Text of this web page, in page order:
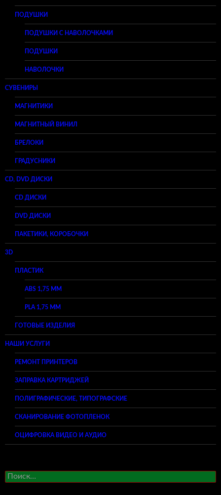
ПОДУШКИ
ПОДУШКИ С НАВОЛОЧКАМИ
ПОДУШКИ
НАВОЛОЧКИ
СУВЕНИРЫ
МАГНИТИКИ
МАГНИТНЫЙ ВИНИЛ
БРЕЛОКИ
ГРАДУСНИКИ
CD, DVD ДИСКИ
CD ДИСКИ
DVD ДИСКИ
ПАКЕТИКИ, КОРОБОЧКИ
3D
ПЛАСТИК
ABS 1,75 ММ
PLA 1,75 ММ
ГОТОВЫЕ ИЗДЕЛИЯ
НАШИ УСЛУГИ
РЕМОНТ ПРИНТЕРОВ
ЗАПРАВКА КАРТРИДЖЕЙ
ПОЛИГРАФИЧЕСКИЕ, ТИПОГРАФСКИЕ
СКАНИРОВАНИЕ ФОТОПЛЕНОК
ОЦИФРОВКА ВИДЕО И АУДИО
Найти: